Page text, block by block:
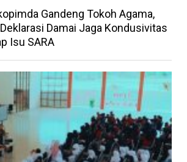
Gandeng Tokoh Agama,
Damai Jaga Kondusivitas
Isu SARA